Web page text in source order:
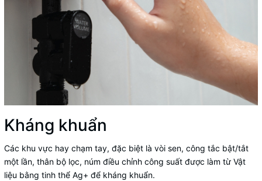
Kháng khuẩn
Các khu vực hay chạm tay, đặc biệt là vòi sen, công tắc bật/tắt
một lần, thân bộ lọc, núm điều chỉnh công suất được làm từ Vật
liệu bằng tinh thể Ag+ để kháng khuẩn.